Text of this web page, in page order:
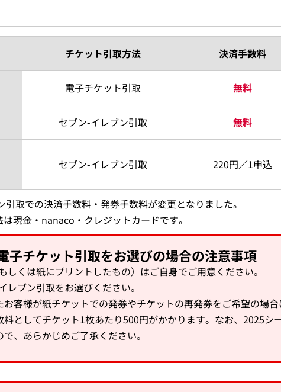
チケット引取方法 決済手数料
電子チケット引取 無料
セブン-イレブン引取 無料
セブン-イレブン引取 220円／1申込
取での決済手数料・発券手数料が変更となりました。
現金・nanaco・クレジットカードです。
子チケット引取をお選びの場合の注意事項
しくは紙にプリントしたもの）はご自身でご用意ください。
ブン引取をお選びください。
客様が紙チケットでの発券やチケットの再発券をご希望の場
としてチケット1枚あたり500円がかかります。なお、2025シ
、あらかじめご了承ください。